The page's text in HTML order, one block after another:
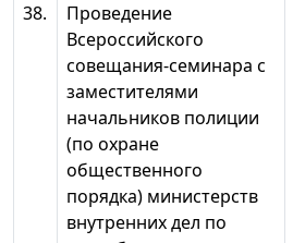
38.
Проведение
Всероссийского
совещания-семинара с
заместителями
начальников полиции
(по охране
общественного
порядка) министерств
внутренних дел по